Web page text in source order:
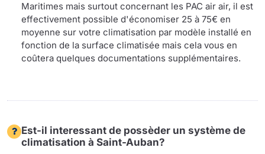
Maritimes mais surtout concernant les PAC air air, il est
effectivement possible d'économiser 25 à 75€ en
moyenne sur votre climatisation par modèle installé en
fonction de la surface climatisée mais cela vous en
coûtera quelques documentations supplémentaires.
Est-il interessant de possèder un système de
climatisation à Saint-Auban?